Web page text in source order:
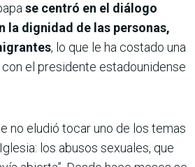
se centró en el diálogo
la dignidad de las personas,
, lo que le ha costado una
el presidente estadounidense
no eludió tocar uno de los temas
los abusos sexuales, que